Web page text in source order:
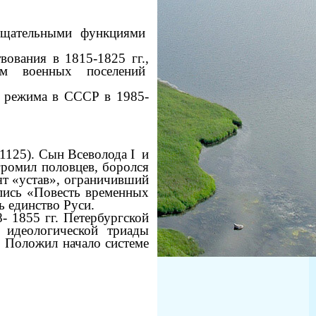
функциями
в 1815-1825 гг.,
военных поселений
режима в СССР в 1985-
Сын Всеволода I и
половцев, боролся
«устав», ограничивший
«Повесть временных
единство Руси.
гг. Петербургской
триады
Положил начало системе